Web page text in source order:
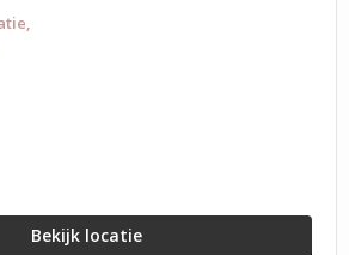
Bekijk locatie